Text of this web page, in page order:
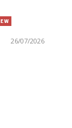
26/07/2026